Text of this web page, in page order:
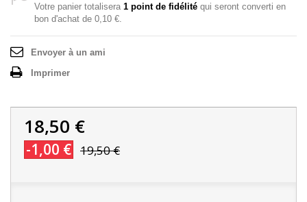
Votre panier totalisera 1 point de fidélité qui seront converti en
bon d'achat de 0,10 €
Envoyer à un ami
Imprimer
18,50 €
-1,00 € 19,50 €